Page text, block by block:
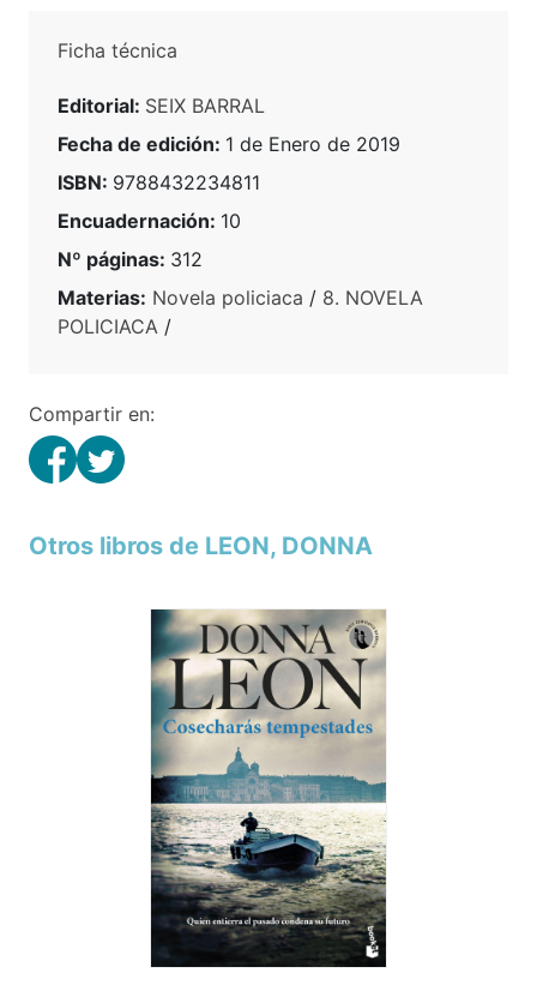
Ficha técnica
Editorial: SEIX BARRAL
Fecha de edición: 1 de Enero de 2019
ISBN: 9788432234811
Encuadernación: 10
Nº páginas: 312
Materias: Novela policiaca / 8. NOVELA
POLICIACA /
Compartir en:
Otros libros de LEON, DONNA